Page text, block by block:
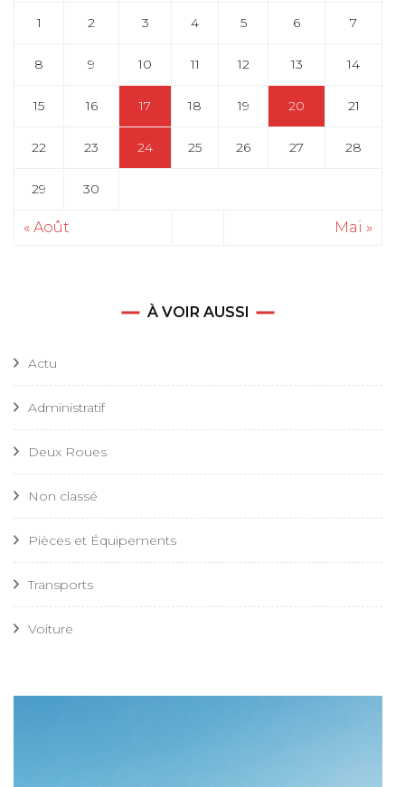
1 2 3 4 5 6 7
8 9 10 11 12 13 14
15 16 17 18 19 20 21
22 23 24 25 26 27 28
29 30
« Août Mai »
À VOIR AUSSI
Actu
Administratif
Deux Roues
Non classé
Pièces et Équipements
Transports
Voiture